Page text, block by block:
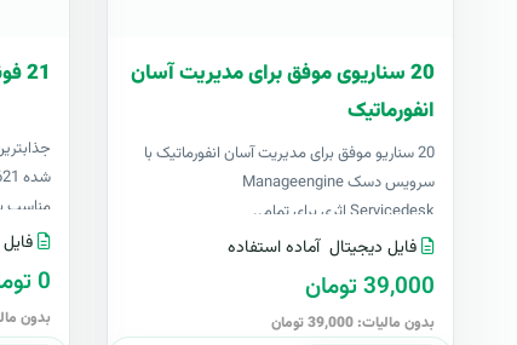
20 سناریوی موفق برای مدیریت آسان
انفورماتیک
20 سناریو موفق برای مدیریت آسان انفورماتیک با
سرویس دسک Manageengine
Servicedesk اثری برای تمام..
فایل دیجیتال آماده استفاده
39,000 تومان
بدون مالیات: 39,000 تومان
21 فونت کازيو
مناسب
0 تومان
بدون